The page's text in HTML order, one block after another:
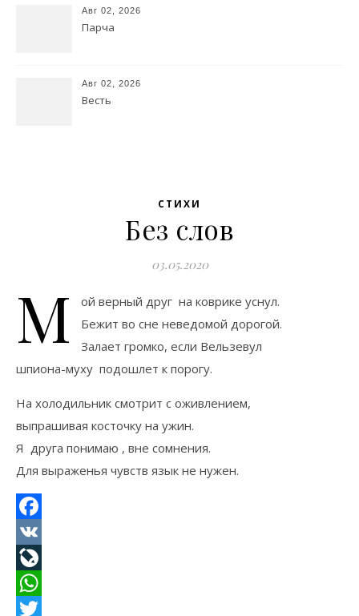
Авг 02, 2026
Парча
Авг 02, 2026
Весть
СТИХИ
Без слов
03.05.2020
М
ой верный друг на коврике уснул.
Бежит во сне неведомой дорогой.
Залает громко, если Вельзевул
шпиона-муху подошлет к порогу.
На холодильник смотрит с оживлением,
выпрашивая косточку на ужин.
Я друга понимаю , вне сомнения.
Для выраженья чувств язык не нужен.
Facebook
VK
LiveJournal
WhatsApp